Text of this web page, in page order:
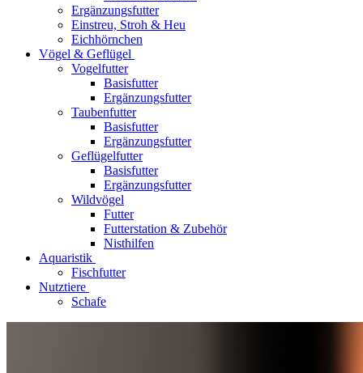
Ergänzungsfutter
Einstreu, Stroh & Heu
Eichhörnchen
Vögel & Geflügel
Vogelfutter
Basisfutter
Ergänzungsfutter
Taubenfutter
Basisfutter
Ergänzungsfutter
Geflügelfutter
Basisfutter
Ergänzungsfutter
Wildvögel
Futter
Futterstation & Zubehör
Nisthilfen
Aquaristik
Fischfutter
Nutztiere
Schafe